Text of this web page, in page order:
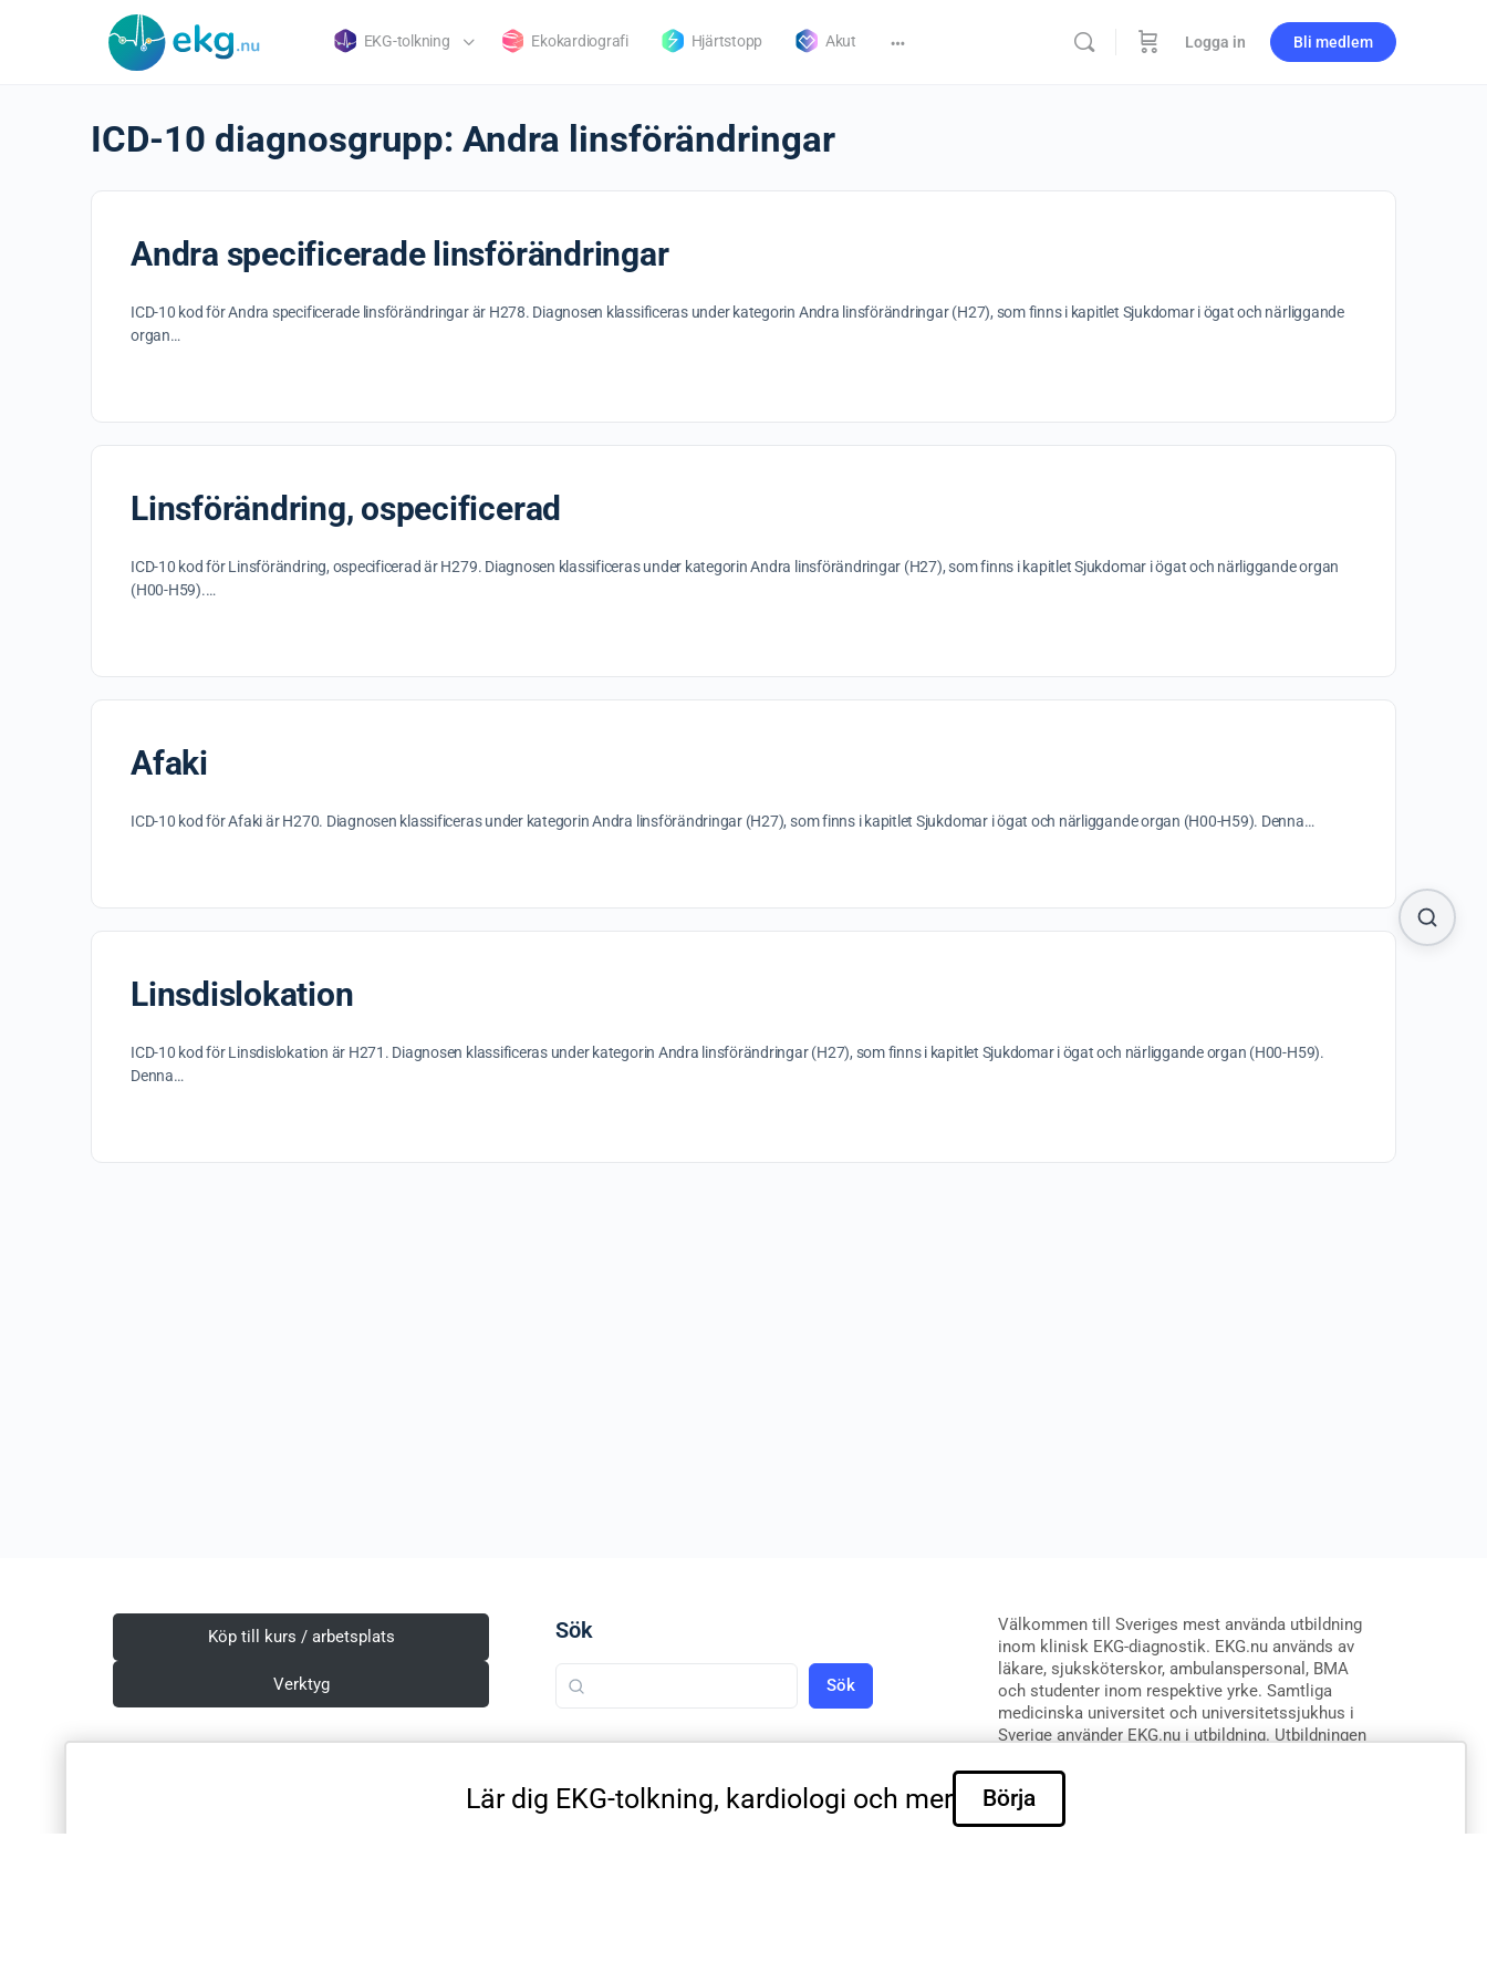
EKG-tolkning Ekokardiografi Hjärtstopp Akut Logga in Bli medlem
ICD-10 diagnosgrupp: Andra linsförändringar
Andra specificerade linsförändringar
ICD-10 kod för Andra specificerade linsförändringar är H278. Diagnosen klassificeras under kategorin Andra linsförändringar (H27), som finns i kapitlet Sjukdomar i ögat och närliggande
organ…
Linsförändring, ospecificerad
ICD-10 kod för Linsförändring, ospecificerad är H279. Diagnosen klassificeras under kategorin Andra linsförändringar (H27), som finns i kapitlet Sjukdomar i ögat och närliggande organ
(H00-H59).…
Afaki
ICD-10 kod för Afaki är H270. Diagnosen klassificeras under kategorin Andra linsförändringar (H27), som finns i kapitlet Sjukdomar i ögat och närliggande organ (H00-H59). Denna…
Linsdislokation
ICD-10 kod för Linsdislokation är H271. Diagnosen klassificeras under kategorin Andra linsförändringar (H27), som finns i kapitlet Sjukdomar i ögat och närliggande organ (H00-H59).
Denna…
Köp till kurs / arbetsplats
Verktyg
Sök
Sök
Välkommen till Sveriges mest använda utbildning
inom klinisk EKG-diagnostik. EKG.nu används av
läkare, sjuksköterskor, ambulanspersonal, BMA
och studenter inom respektive yrke. Samtliga
medicinska universitet och universitetssjukhus i
Sverige använder EKG.nu i utbildning. Utbildningen
e-böcker, tester och intyg för att validera de
kliniska färdigheterna. Innehållet är utformat efter
riktlinjer från European Society for Cardiology,
Lär dig EKG-tolkning, kardiologi och mer Börja